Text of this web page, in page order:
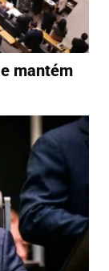
mantém